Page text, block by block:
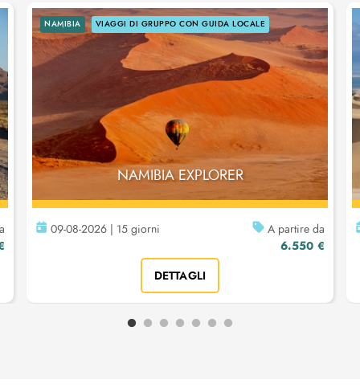
NAMIBIA VIAGGI DI GRUPPO CON GUIDA LOCALE
NAMIBIA EXPLORER
09-08-2026 | 15 giorni A partire da
6.550 €
DETTAGLI